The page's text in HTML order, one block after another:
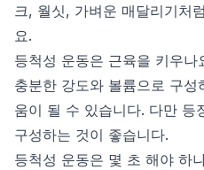
크, 월싯, 가벼운 매달리기처
요.
등척성 운동은 근육을 키우나
충분한 강도와 볼륨으로 구
움이 될 수 있습니다. 다만 등
구성하는 것이 좋습니다.
등척성 운동은 몇 초 해야 하